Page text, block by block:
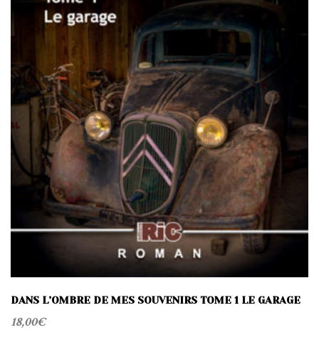
DANS L’OMBRE DE MES SOUVENIRS TOME 1 LE GARAGE
18,00€